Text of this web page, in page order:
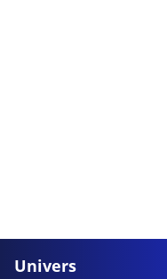
Univers